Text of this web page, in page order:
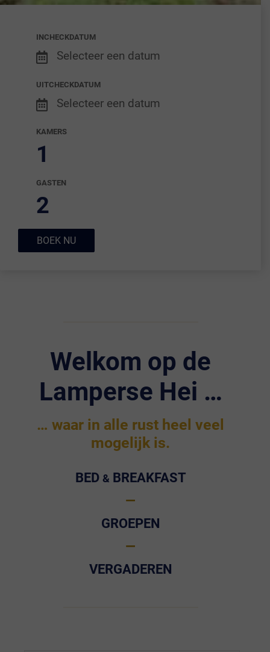
INCHECKDATUM
Selecteer een datum
UITCHECKDATUM
Selecteer een datum
KAMERS
1
GASTEN
2
BOEK NU
Welkom op de
Lamperse Hei …
… waar in alle rust heel veel
mogelijk is.
Bed& Breakfast
—
Groepen
—
Vergaderen